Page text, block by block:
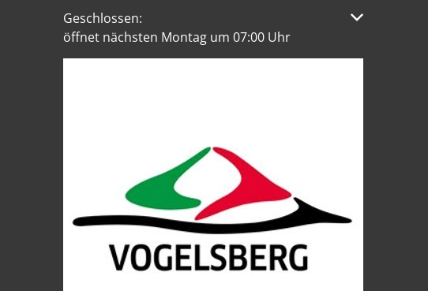
Klicken, um weitere Öffnungs- oder Schließzeiten
Geschlossen:
öffnet nächsten Montag um 07:00 Uhr